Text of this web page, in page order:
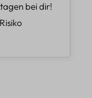
bei dir!